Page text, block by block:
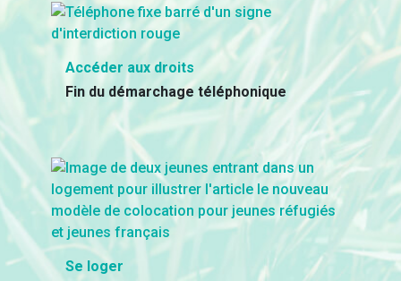
Accéder aux droits
Fin du démarchage téléphonique
Se loger